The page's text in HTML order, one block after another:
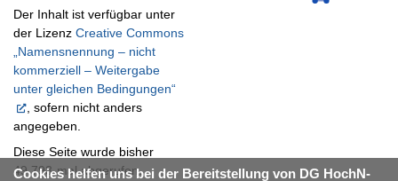
Cookies helfen uns bei der Bereitstellung von DG HochN-
Der Inhalt ist verfügbar unter
der Lizenz Creative Commons
„Namensnennung – nicht
kommerziell – Weitergabe
unter gleichen Bedingungen“
, sofern nicht anders
angegeben.
Diese Seite wurde bisher
49.793-mal abgerufen.